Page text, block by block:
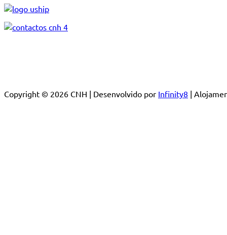
Copyright © 2026 CNH | Desenvolvido por Infinity8 |